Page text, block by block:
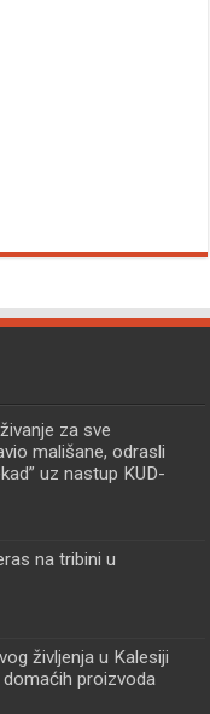
za sve
mališane, odrasli
uz nastup KUD-
na tribini u
življenja u Kalesiji
proizvoda